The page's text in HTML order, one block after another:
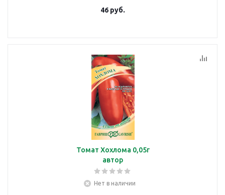
46 руб.
Томат Хохлома 0,05г
автор
Нет в наличии